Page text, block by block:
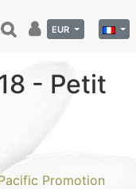
EUR
- Petit
Promotion